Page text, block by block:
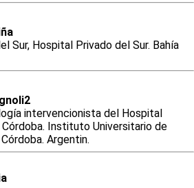
Sur, Hospital Privado del Sur. Bahía
intervencionista del Hospital
Instituto Universitario de
Argentin.